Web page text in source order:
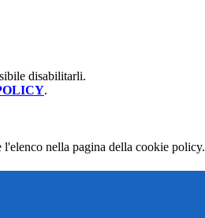
disabilitarli.
.
nella pagina della cookie policy.